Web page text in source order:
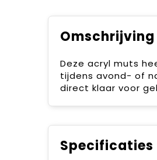
Omschrijving
Deze acryl muts
tijdens avond- of
direct klaar voor
Specificaties